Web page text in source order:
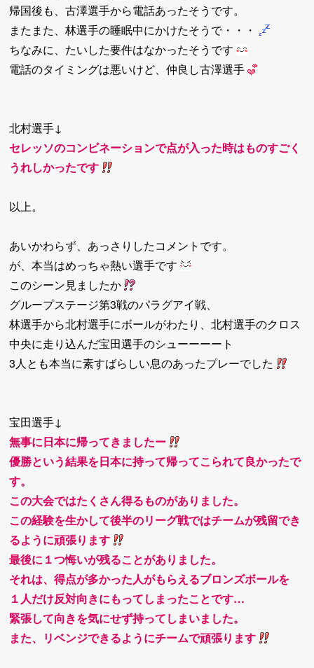
帰国後も、古澤選手から電話あったそうです。
またまた、林選手の睡眠中にかけたそうで・・・
ちなみに、たいした要件はなかったそうです
電話のタイミングは悪いけど、仲良し古澤選手
北村選手↓
セレッソのコンビネーションで点が入った時はものすごく
うれしかったです
以上。
あいかわらず、あっさりしたコメントです。
が、本当はめっちゃ熱い選手です
このシーン見ましたか
グループステージ第3戦のパラグアイ戦、
林選手から北村選手にボールがわたり、北村選手のクロス
中央に走り込んだ宝田選手のシューーーート
3人とも本当に素すばらしい息のあったプレーでした
宝田選手↓
無事に日本に帰ってきましたー
優勝という結果を日本に持って帰ってこられて良かったで
す。
この大会ではたくさん得るものがありました。
この経験を生かして後半のリーグ戦ではチームが残留でき
るように頑張ります
最後に１つ悔いが残ることがありました。
それは、得点が多かった人がもらえるブロンズボールを
１人だけ反対向きにもってしまったことです…
緊張して向きを気にせず持ってしまいました。
また、リベンジできるようにチームで頑張ります